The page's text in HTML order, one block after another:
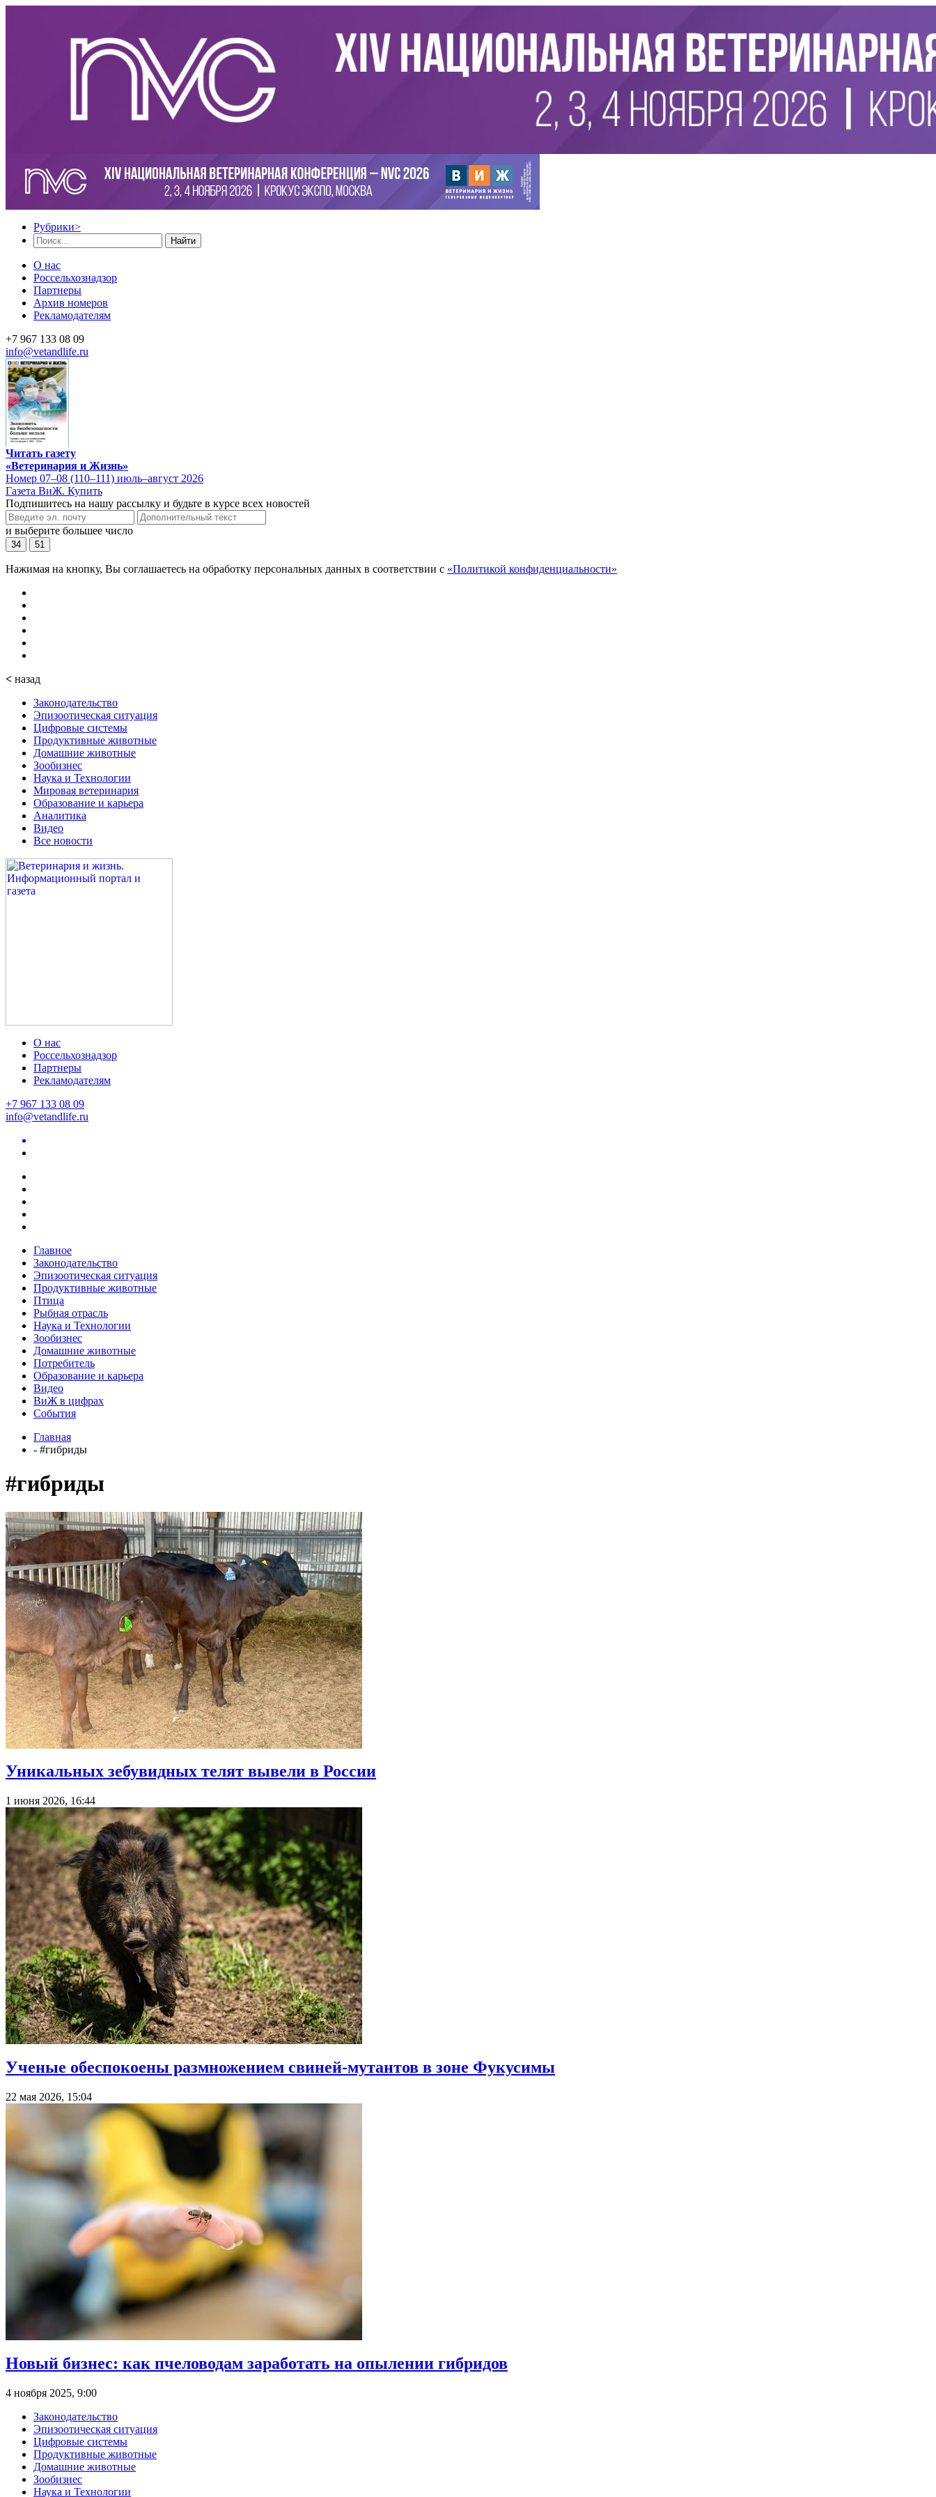
Рубрики>
Найти
О нас
Россельхознадзор
Партнеры
Архив номеров
Рекламодателям
+7 967 133 08 09
info@vetandlife.ru
Читать газету
«Ветеринария и Жизнь»
Номер 07–08 (110–111) июль–август 2026
Газета ВиЖ. Купить
Подпишитесь на нашу рассылку и будьте в курсе всех новостей
и выберите большее число
34 51
Нажимая на кнопку, Вы соглашаетесь на обработку персональных данных в соответствии с «Политикой конфиденциальности»
< назад
Законодательство
Эпизоотическая ситуация
Цифровые системы
Продуктивные животные
Домашние животные
Зообизнес
Наука и Технологии
Мировая ветеринария
Образование и карьера
Аналитика
Видео
Все новости
О нас
Россельхознадзор
Партнеры
Рекламодателям
+7 967 133 08 09
info@vetandlife.ru
Главное
Законодательство
Эпизоотическая ситуация
Продуктивные животные
Птица
Рыбная отрасль
Наука и Технологии
Зообизнес
Домашние животные
Потребитель
Образование и карьера
Видео
ВиЖ в цифрах
События
Главная
- #гибриды
#гибриды
Уникальных зебувидных телят вывели в России
1 июня 2026, 16:44
Ученые обеспокоены размножением свиней-мутантов в зоне Фукусимы
22 мая 2026, 15:04
Новый бизнес: как пчеловодам заработать на опылении гибридов
4 ноября 2025, 9:00
Законодательство
Эпизоотическая ситуация
Цифровые системы
Продуктивные животные
Домашние животные
Зообизнес
Наука и Технологии